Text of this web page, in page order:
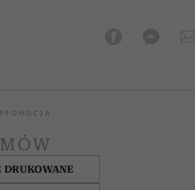
DRUKOWANE